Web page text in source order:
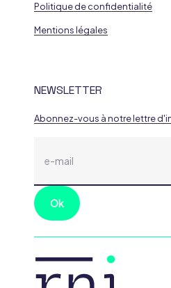
Politique de confidentialité
Mentions légales
NEWSLETTER
Abonnez-vous à notre lettre